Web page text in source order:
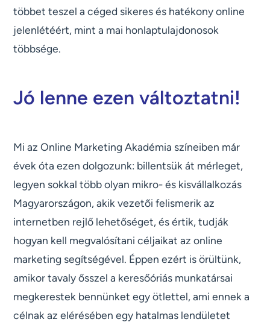
többet teszel a céged sikeres és hatékony online
jelenlétéért, mint a mai honlaptulajdonosok
többsége.
Jó lenne ezen változtatni!
Mi az Online Marketing Akadémia színeiben már
évek óta ezen dolgozunk: billentsük át mérleget,
legyen sokkal több olyan mikro- és kisvállalkozás
Magyarországon, akik vezetői felismerik az
internetben rejlő lehetőséget, és értik, tudják
hogyan kell megvalósítani céljaikat az online
marketing segítségével. Éppen ezért is örültünk,
amikor tavaly ősszel a keresőóriás munkatársai
megkerestek bennünket egy ötlettel, ami ennek a
célnak az elérésében egy hatalmas lendületet